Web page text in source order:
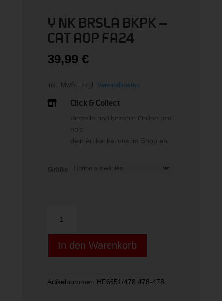
Y NK BRSLA BKPK –
CAT AOP FA24
39,99 €
inkl. MwSt. zzgl. Versandkosten
 Click & Collect
Bestelle und bezahle Online und
hole
dein Artikel bei uns im Shop ab.
Größe
BRSLA
BKPK
-
AOP
In den Warenkorb
Artikelnummer: HF6651/478 478-478